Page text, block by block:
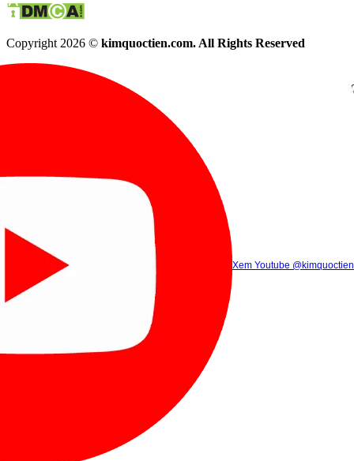
Copyright 2026 © kimquoctien.com. All Rights Reserved
Xem Tik Tok
(8h00 - 21h30)
(8h00 -
Gọi điện (8h00 - 21h30)
Xem Youtube @kimquoctien